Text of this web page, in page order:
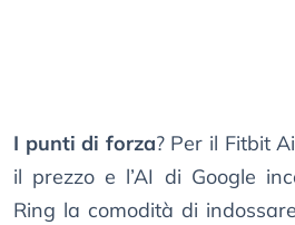
I punti di forza? Per il Fitbit
il prezzo e l’AI di Google
Ring la comodità di